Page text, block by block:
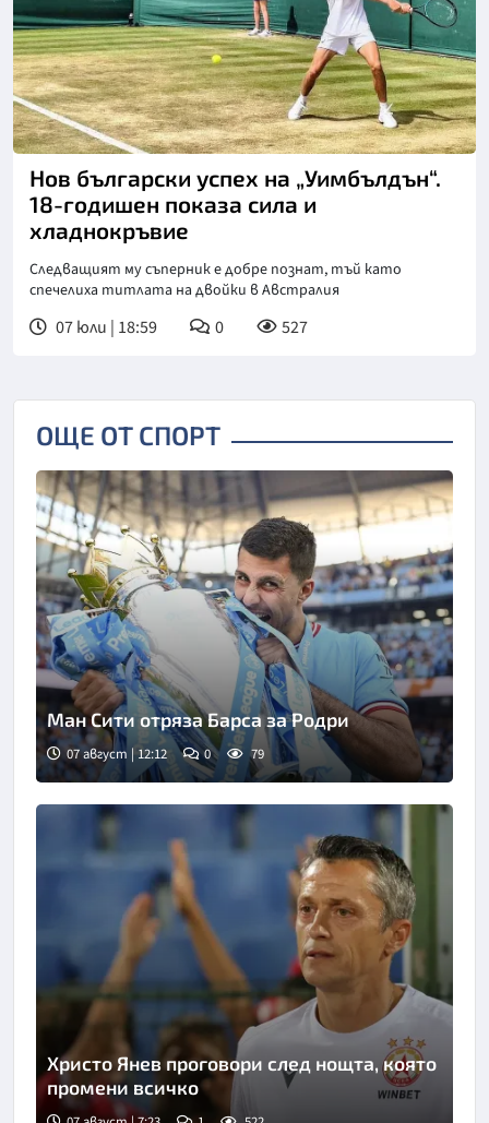
Снимка: БФ Тенис
Нов български успех на „Уимбълдън“.
18-годишен показа сила и
хладнокръвие
Следващият му съперник е добре познат, тъй като
спечелиха титлата на двойки в Австралия
07 юли | 18:59 0 527
ОЩЕ ОТ СПОРТ
Ман Сити отряза Барса за Родри
07 август | 12:12 0 79
Христо Янев проговори след нощта, която
промени всичко